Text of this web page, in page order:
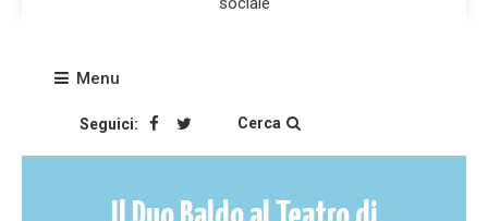
Menu
Seguici: Cerca